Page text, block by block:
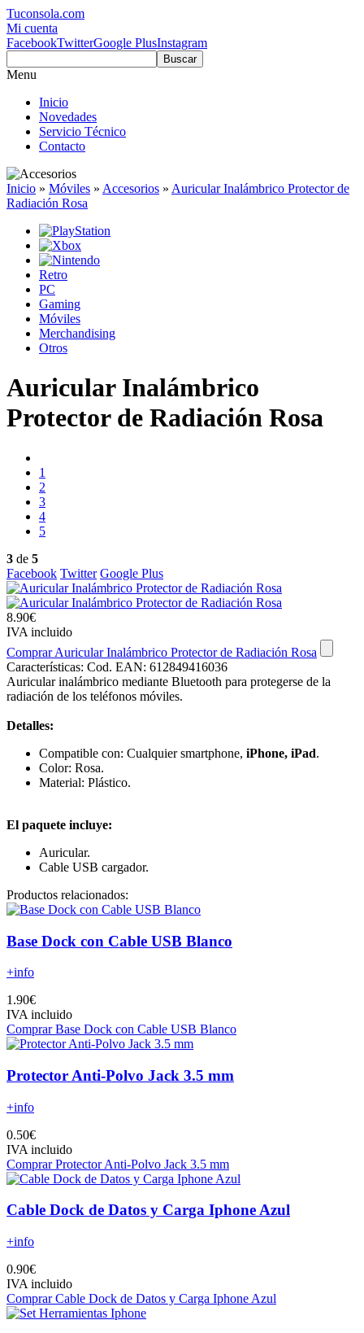
Tuconsola.com
Mi cuenta
FacebookTwitterGoogle PlusInstagram
Buscar
Menu
Inicio
Novedades
Servicio Técnico
Contacto
Inicio » Móviles » Accesorios » Auricular Inalámbrico Protector de
Radiación Rosa
Retro
PC
Gaming
Móviles
Merchandising
Otros
Auricular Inalámbrico
Protector de Radiación Rosa
1
2
3
4
5
3 de 5
Facebook Twitter Google Plus
8.90€
IVA incluido
Comprar Auricular Inalámbrico Protector de Radiación Rosa
Características: Cod. EAN: 612849416036
Auricular inalámbrico mediante Bluetooth para protegerse de la
radiación de los teléfonos móviles.
Detalles:
Compatible con: Cualquier smartphone, iPhone, iPad.
Color: Rosa.
Material: Plástico.
El paquete incluye:
Auricular.
Cable USB cargador.
Productos relacionados:
Base Dock con Cable USB Blanco
+info
1.90€
IVA incluido
Comprar Base Dock con Cable USB Blanco
Protector Anti-Polvo Jack 3.5 mm
+info
0.50€
IVA incluido
Comprar Protector Anti-Polvo Jack 3.5 mm
Cable Dock de Datos y Carga Iphone Azul
+info
0.90€
IVA incluido
Comprar Cable Dock de Datos y Carga Iphone Azul